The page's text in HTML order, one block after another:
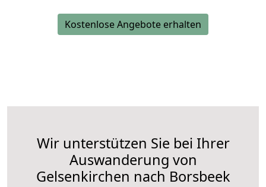
Kostenlose Angebote erhalten
Wir unterstützen Sie bei Ihrer
Auswanderung von
Gelsenkirchen nach Borsbeek